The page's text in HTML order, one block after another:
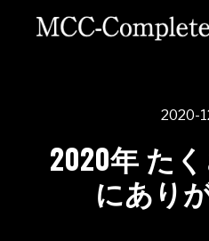
2020-
2020年 た
にあり